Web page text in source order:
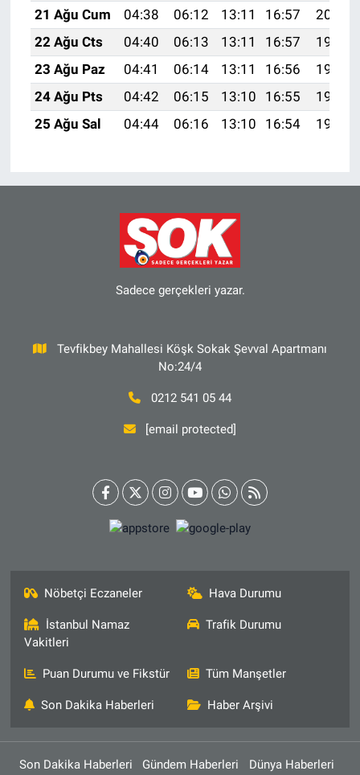
21 Ağu Cum
04:38 06:12 13:11 16:57
20:01
22 Ağu Cts
04:40 06:13 13:11 16:57
19:59
23 Ağu Paz
04:41 06:14 13:11 16:56
19:58
24 Ağu Pts
04:42 06:15 13:10 16:55
19:56
25 Ağu Sal
04:44 06:16 13:10 16:54 19:55
Sadece gerçekleri yazar.
Tevfikbey Mahallesi Köşk Sokak Şevval Apartmanı
No:24/4
0212 541 05 44
[email protected]
Nöbetçi Eczaneler Hava Durumu
İstanbul Namaz
Vakitleri
Trafik Durumu
Puan Durumu ve Fikstür Tüm Manşetler
Son Dakika Haberleri Haber Arşivi
Son Dakika Haberleri Gündem Haberleri Dünya Haberleri